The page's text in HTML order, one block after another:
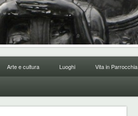
Arte e cultura Luoghi Vita in Parrocchia